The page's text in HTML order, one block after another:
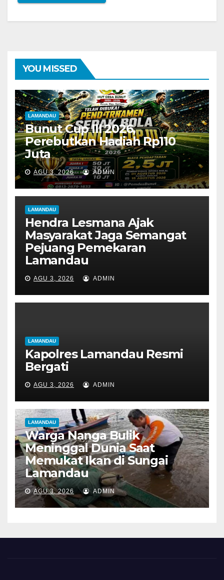
YOU MISSED
LAMANDAU
Bunut Cup III 2026,
Perebutkan Hadiah Rp110
Juta
AGU 3, 2026 ADMIN
LAMANDAU
Hendra Lesmana Ajak
Masyarakat Jaga Semangat
Pejuang Pemekaran
Lamandau
AGU 3, 2026 ADMIN
LAMANDAU
Kapolres Lamandau Resmi
Bergati
AGU 3, 2026 ADMIN
LAMANDAU
Warga Nanga Bulik
Meninggal Dunia Saat
Memukat Ikan di Sungai
Lamandau
AGU 3, 2026 ADMIN